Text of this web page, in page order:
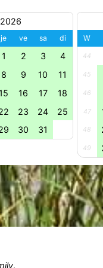
je ve sa di
1 2 3 4
8 9 10 11
16 17 18
23 24 25
30 31
W
44
45
46
47
48
49
.